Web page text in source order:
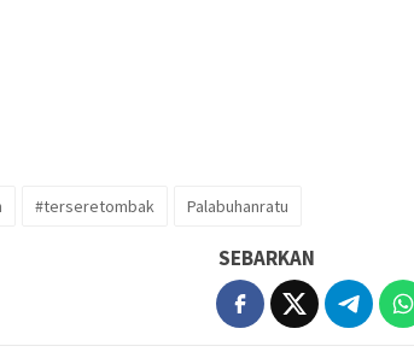
#terseretombak Palabuhanratu
SEBARKAN